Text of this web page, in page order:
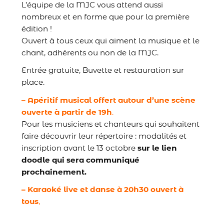
L’équipe de la MJC vous attend aussi
nombreux et en forme que pour la première
édition !
Ouvert à tous ceux qui aiment la musique et le
chant, adhérents ou non de la MJC.
Entrée gratuite, Buvette et restauration sur
place.
– Apéritif musical offert autour d’une scène
ouverte à partir de 19h.
Pour les musiciens et chanteurs qui souhaitent
faire découvrir leur répertoire : modalités et
inscription avant le 13 octobre sur le lien
doodle qui sera communiqué
prochainement.
– Karaoké live et danse à 20h30 ouvert à
tous,